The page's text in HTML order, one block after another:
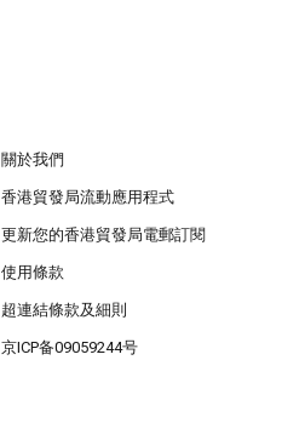
關於我們
香港貿發局流動應用程式
更新您的香港貿發局電郵訂閱
使用條款
超連結條款及細則
京ICP备09059244号